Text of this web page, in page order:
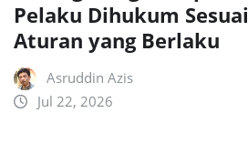
Pelaku Dihukum Sesuai
Aturan yang Berlaku
Asruddin Azis
Jul 22, 2026